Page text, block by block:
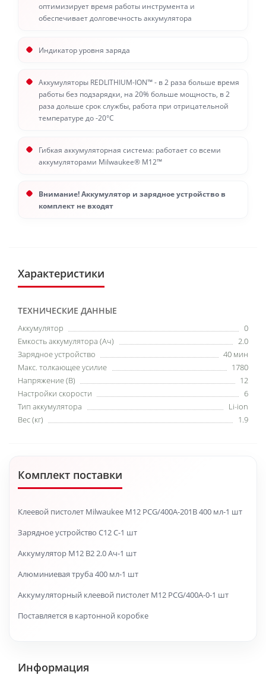
оптимизирует время работы инструмента и
обеспечивает долговечность аккумулятора
Индикатор уровня заряда
Аккумуляторы REDLITHIUM-ION™ - в 2 раза больше время
работы без подзарядки, на 20% больше мощность, в 2
раза дольше срок службы, работа при отрицательной
температуре до -20°С
Гибкая аккумуляторная система: работает со всеми
аккумуляторами Milwaukee® M12™
Внимание! Аккумулятор и зарядное устройство в
комплект не входят
Характеристики
ТЕХНИЧЕСКИЕ ДАННЫЕ
Аккумулятор
0
Емкость аккумулятора (Ач)
2.0
Зарядное устройство
40 мин
Макс. толкающее усилие
1780
Напряжение (В)
12
Настройки скорости
6
Тип аккумулятора
Li-ion
Вес (кг)
1.9
Комплект поставки
Клеевой пистолет Milwaukee M12 PCG/400A-201B 400 мл-1 шт
Зарядное устройство C12 C-1 шт
Аккумулятор M12 B2 2.0 Ач-1 шт
Алюминиевая труба 400 мл-1 шт
Аккумуляторный клеевой пистолет M12 PCG/400A-0-1 шт
Поставляется в картонной коробке
Информация